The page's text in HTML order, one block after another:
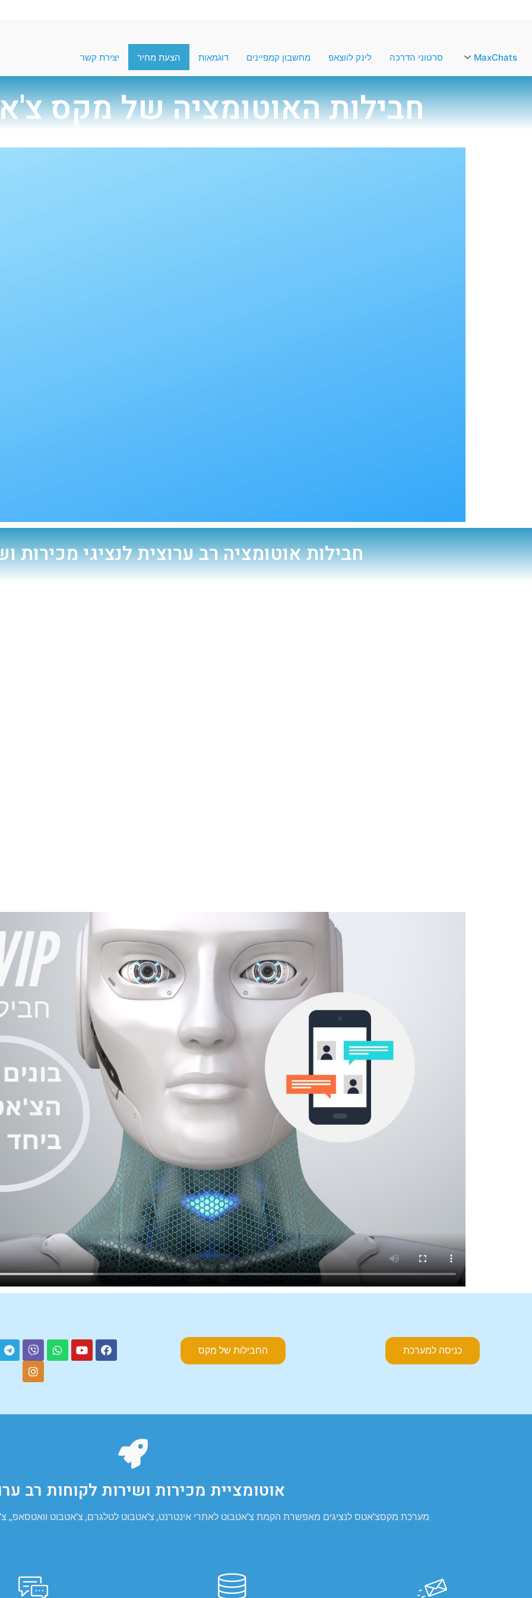
MaxChats סרטוני הדרכה לינק לווצאפ מחשבון קמפיינים דוגמאות הצעת מחיר יצירת קשר
חבילות האוטומציה של מקס
חבילות אוטומציה רב ערוצית לנציגי מכירות
כניסה למערכת החבילות של מקס
אוטומציית מכירות ושירות לקוחות רב
מערכת מקסצ'אטס לנציגים מאפשרת הקמת צ'אטבוט לאתרי אינטרנט, צ'אטבוט לטלגרם, צ'אטבוט וואטסאפ,,